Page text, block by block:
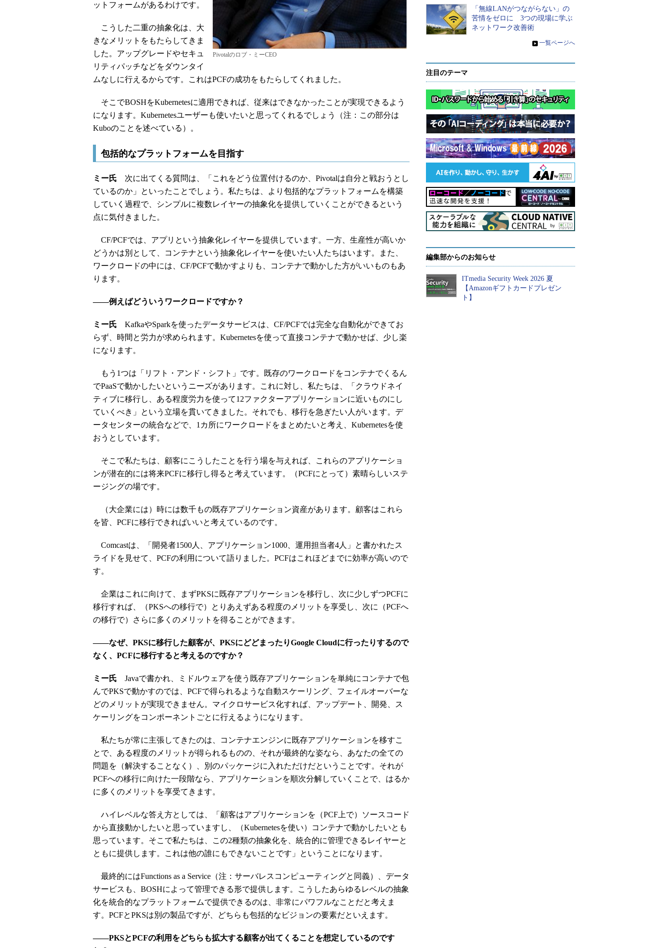
Pivotalのロブ・ミーCEO
ットフォームがあるわけです。
こうした二重の抽象化は、大
きなメリットをもたらしてきま
した。アップグレードやセキュ
リティパッチなどをダウンタイ
ムなしに行えるからです。これはPCFの成功をもたらしてくれました。
そこでBOSHをKubernetesに適用できれば、従来はできなかったことが実現できるよう
になります。Kubernetesユーザーも使いたいと思ってくれるでしょう（注：この部分は
Kuboのことを述べている）。
包括的なプラットフォームを目指す
ミー氏 次に出てくる質問は、「これをどう位置付けるのか、Pivotalは自分と戦おうとし
ているのか」といったことでしょう。私たちは、より包括的なプラットフォームを構築
していく過程で、シンプルに複数レイヤーの抽象化を提供していくことができるという
点に気付きました。
CF/PCFでは、アプリという抽象化レイヤーを提供しています。一方、生産性が高いか
どうかは別として、コンテナという抽象化レイヤーを使いたい人たちはいます。また、
ワークロードの中には、CF/PCFで動かすよりも、コンテナで動かした方がいいものもあ
ります。
――例えばどういうワークロードですか？
ミー氏 KafkaやSparkを使ったデータサービスは、CF/PCFでは完全な自動化ができてお
らず、時間と労力が求められます。Kubernetesを使って直接コンテナで動かせば、少し楽
になります。
もう1つは「リフト・アンド・シフト」です。既存のワークロードをコンテナでくるん
でPaaSで動かしたいというニーズがあります。これに対し、私たちは、「クラウドネイ
ティブに移行し、ある程度労力を使って12ファクターアプリケーションに近いものにし
ていくべき」という立場を貫いてきました。それでも、移行を急ぎたい人がいます。デ
ータセンターの統合などで、1カ所にワークロードをまとめたいと考え、Kubernetesを使
おうとしています。
そこで私たちは、顧客にこうしたことを行う場を与えれば、これらのアプリケーショ
ンが潜在的には将来PCFに移行し得ると考えています。（PCFにとって）素晴らしいステ
ージングの場です。
（大企業には）時には数千もの既存アプリケーション資産があります。顧客はこれら
を皆、PCFに移行できればいいと考えているのです。
Comcastは、「開発者1500人、アプリケーション1000、運用担当者4人」と書かれたス
ライドを見せて、PCFの利用について語りました。PCFはこれほどまでに効率が高いので
す。
企業はこれに向けて、まずPKSに既存アプリケーションを移行し、次に少しずつPCFに
移行すれば、（PKSへの移行で）とりあえずある程度のメリットを享受し、次に（PCFへ
の移行で）さらに多くのメリットを得ることができます。
――なぜ、PKSに移行した顧客が、PKSにどどまったりGoogle Cloudに行ったりするので
なく、PCFに移行すると考えるのですか？
ミー氏 Javaで書かれ、ミドルウェアを使う既存アプリケーションを単純にコンテナで包
んでPKSで動かすのでは、PCFで得られるような自動スケーリング、フェイルオーバーな
どのメリットが実現できません。マイクロサービス化すれば、アップデート、開発、ス
ケーリングをコンポーネントごとに行えるようになります。
私たちが常に主張してきたのは、コンテナエンジンに既存アプリケーションを移すこ
とで、ある程度のメリットが得られるものの、それが最終的な姿なら、あなたの全ての
問題を（解決することなく）、別のパッケージに入れただけだということです。それが
PCFへの移行に向けた一段階なら、アプリケーションを順次分解していくことで、はるか
に多くのメリットを享受てきます。
ハイレベルな答え方としては、「顧客はアプリケーションを（PCF上で）ソースコード
から直接動かしたいと思っていますし、（Kubernetesを使い）コンテナで動かしたいとも
思っています。そこで私たちは、この2種類の抽象化を、統合的に管理できるレイヤーと
ともに提供します。これは他の誰にもできないことです」ということになります。
最終的にはFunctions as a Service（注：サーバレスコンピューティングと同義）、データ
サービスも、BOSHによって管理できる形で提供します。こうしたあらゆるレベルの抽象
化を統合的なプラットフォームで提供できるのは、非常にパワフルなことだと考えま
す。PCFとPKSは別の製品ですが、どちらも包括的なビジョンの要素だといえます。
――PKSとPCFの利用をどちらも拡大する顧客が出てくることを想定しているのです
「無線LANがつながらない」の
苦情をゼロに 3つの現場に学ぶ
ネットワーク改善術
» 一覧ページへ
注目のテーマ
編集部からのお知らせ
ITmedia Security Week 2026 夏
【Amazonギフトカードプレゼン
ト】